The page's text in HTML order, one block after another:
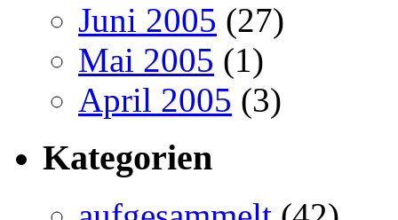
Juni 2005 (27)
Mai 2005 (1)
April 2005 (3)
Kategorien